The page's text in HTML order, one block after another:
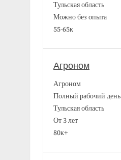
Тульская область
Можно без опыта
55-65к
Агроном
Агроном
Полный рабочий день
Тульская область
От 3 лет
80к+